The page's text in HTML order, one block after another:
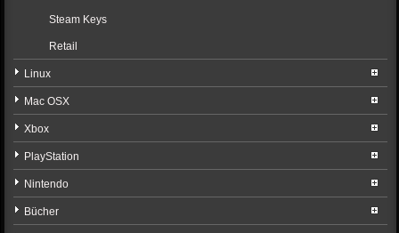
Steam Keys
Retail
Linux
Mac OSX
Xbox
PlayStation
Nintendo
Bücher